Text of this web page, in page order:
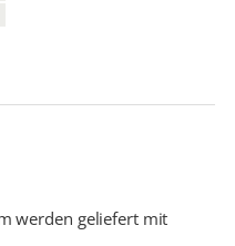
werden geliefert mit